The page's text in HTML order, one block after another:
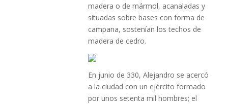
madera o de mármol, acanaladas y
situadas sobre bases con forma de
campana, sostenían los techos de
madera de cedro.
En junio de 330, Alejandro se acercó
a la ciudad con un ejército formado
por unos setenta mil hombres; el